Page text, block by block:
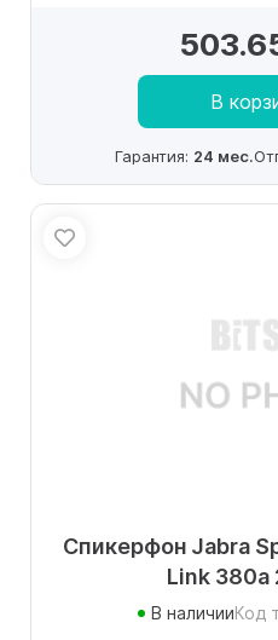
В
Гарантия: 24 мес.
Спикерфон Jabra
Link 380a
В наличииКод